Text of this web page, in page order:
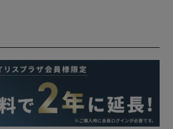
物に直接風を当てて、乾燥効率
とで部屋干しの嫌な臭いを防ぎ、カラ
】
ちにくいデシカント式。